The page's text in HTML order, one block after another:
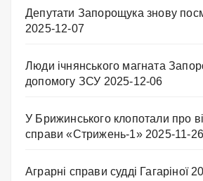
Депутати Запорощука знову
2025-12-07
Люди ічнянського магната
допомогу ЗСУ 2025-12-06
У Брижинського клопотали про
справи «Стрижень-1» 2025-11-26
Аграрні справи судді Гагаріної